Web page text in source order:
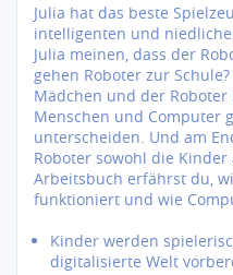
Julia hat das beste
intelligenten und
Julia meinen, dass der
gehen Roboter zur
Mädchen und der
Menschen und Computer
unterscheiden. Und am
Roboter sowohl die
Arbeitsbuch erfährst du,
funktioniert und wie
Kinder werden
digitalisierte Welt